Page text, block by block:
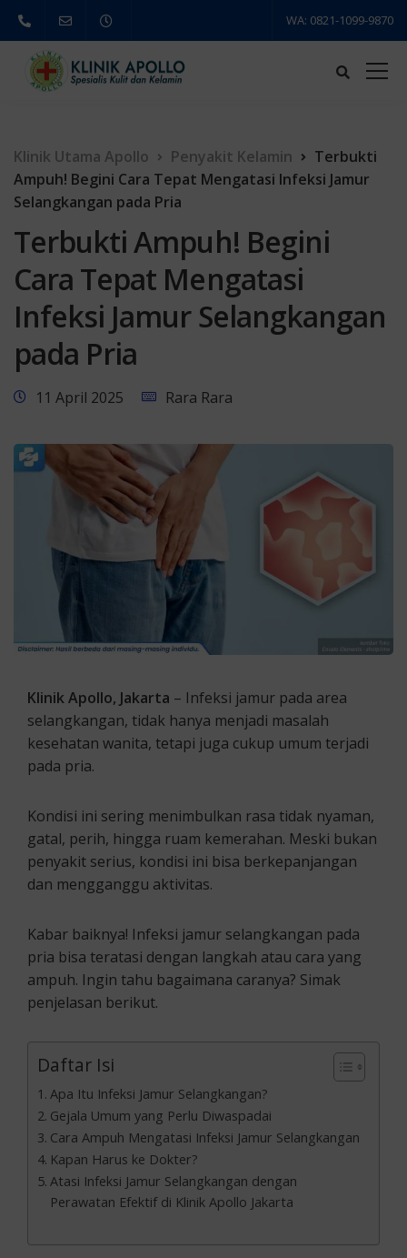
WA: 0821-1099-9870
Klinik Utama Apollo Penyakit Kelamin
Terbukti
Ampuh! Begini Cara Tepat Mengatasi Infeksi Jamur
Selangkangan pada Pria
Terbukti Ampuh! Begini
Cara Tepat Mengatasi
Infeksi Jamur Selangkangan
pada Pria
11 April 2025 Rara Rara
Klinik Apollo, Jakarta – Infeksi jamur pada area
selangkangan, tidak hanya menjadi masalah
kesehatan wanita, tetapi juga cukup umum terjadi
pada pria.
Kondisi ini sering menimbulkan rasa tidak nyaman,
gatal, perih, hingga ruam kemerahan. Meski bukan
penyakit serius, kondisi ini bisa berkepanjangan
dan mengganggu aktivitas.
Kabar baiknya! Infeksi jamur selangkangan pada
pria bisa teratasi dengan langkah atau cara yang
ampuh. Ingin tahu bagaimana caranya? Simak
penjelasan berikut.
Daftar Isi
Apa Itu Infeksi Jamur Selangkangan?
Gejala Umum yang Perlu Diwaspadai
Cara Ampuh Mengatasi Infeksi Jamur Selangkangan
Kapan Harus ke Dokter?
Atasi Infeksi Jamur Selangkangan dengan
Perawatan Efektif di Klinik Apollo Jakarta